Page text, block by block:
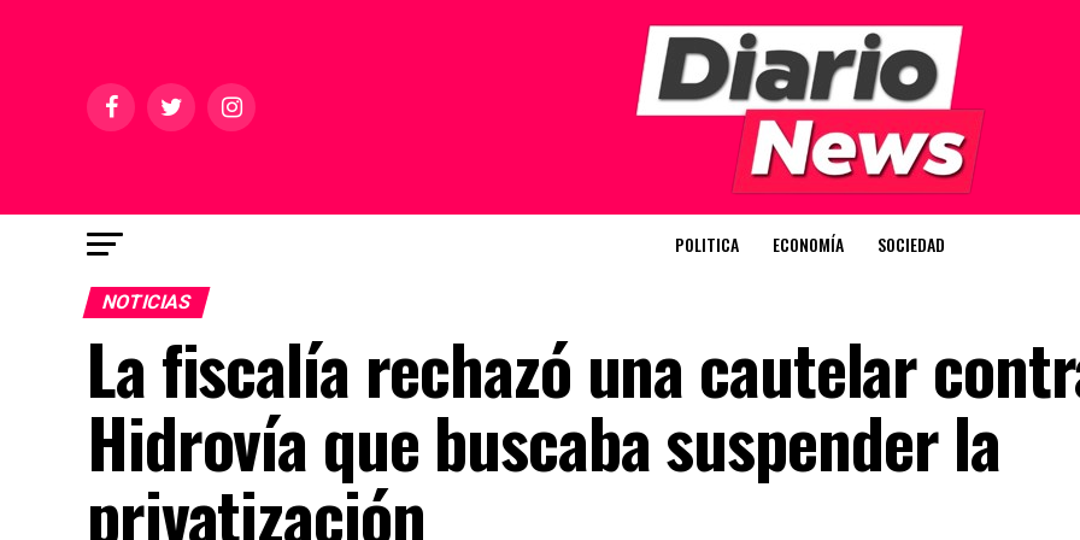
POLITICA ECONOMÍA SOCIEDAD
NOTICIAS
La fiscalía rechazó una cautelar
Hidrovía que buscaba suspender la
privatización